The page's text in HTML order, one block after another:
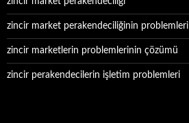
zincir market perakendeciliğinin problemleri
zincir marketlerin problemlerinin çözümü
zincir perakendecilerin işletim problemleri